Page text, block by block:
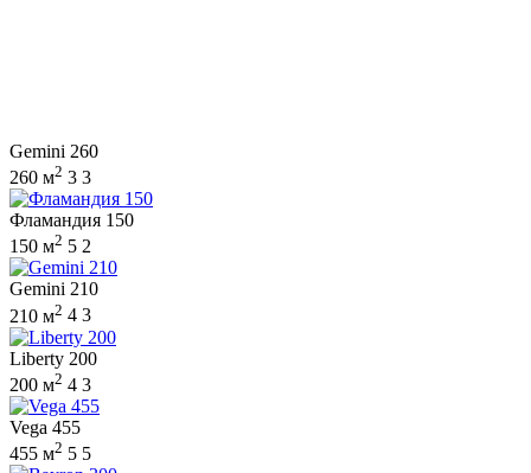
Gemini 260
260 м2 3 3
Фламандия 150
150 м2 5 2
Gemini 210
210 м2 4 3
Liberty 200
200 м2 4 3
Vega 455
455 м2 5 5